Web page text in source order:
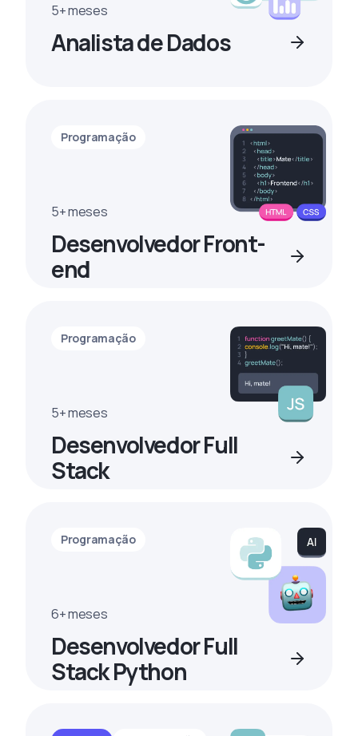
5+ meses
Analista de Dados
Programação
5+ meses
Desenvolvedor Front-
end
Programação
5+ meses
Desenvolvedor Full
Stack
Programação
6+ meses
Desenvolvedor Full
Stack Python